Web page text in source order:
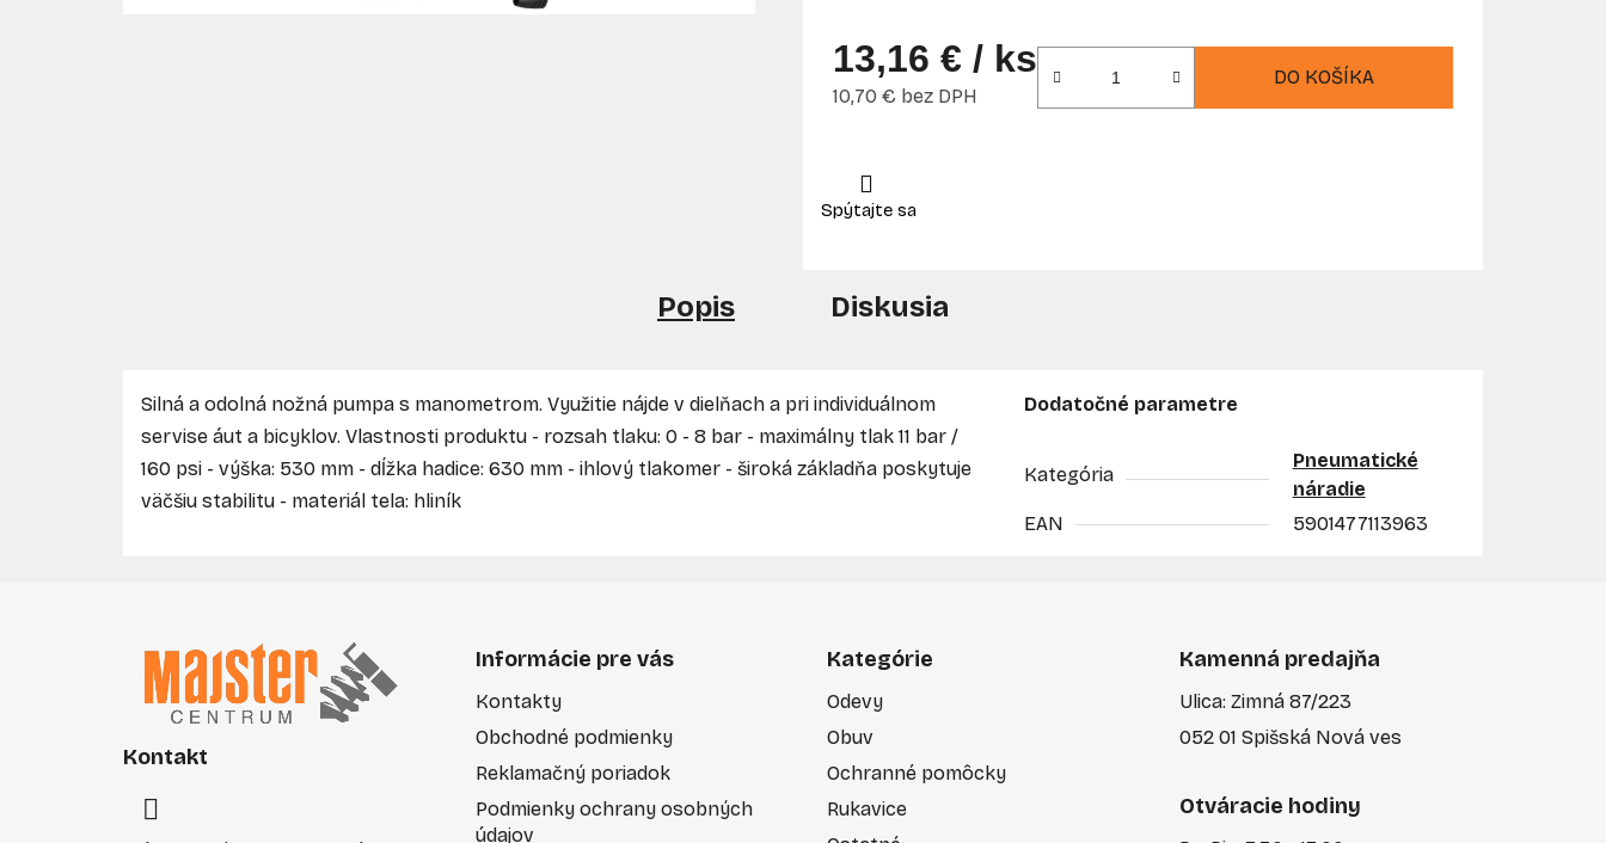
13,16 € / ks
10,70 € bez DPH
DO KOŠÍKA
Popis Diskusia
Silná a odolná nožná pumpa s manometrom. Využitie nájde v dielňach a pri individuálnom
servise áut a bicyklov. Vlastnosti produktu - rozsah tlaku: 0 - 8 bar - maximálny tlak 11 bar /
160 psi - výška: 530 mm - dĺžka hadice: 630 mm - ihlový tlakomer - široká základňa poskytuje
väčšiu stabilitu - materiál tela: hliník
Dodatočné parametre
Kategória
Pneumatické
náradie
EAN
5901477113963
Kontakt
Informácie pre vás
Kontakty
Obchodné podmienky
Reklamačný poriadok
Podmienky ochrany osobných
údajov
Kategórie
Odevy
Obuv
Ochranné pomôcky
Rukavice
Kamenná predajňa
Ulica: Zimná 87/223
052 01 Spišská Nová ves
Otváracie hodiny